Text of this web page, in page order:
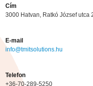
Cím
3000 Hatvan, Ratkó József utca
E-mail
info@tmitsolutions.hu
Telefon
+36-70-289-5250